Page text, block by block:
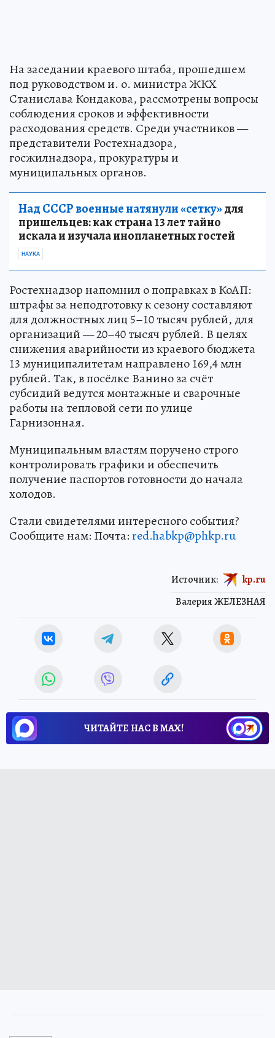
На заседании краевого штаба, прошедшем
под руководством и. о. министра ЖКХ
Станислава Кондакова, рассмотрены вопросы
соблюдения сроков и эффективности
расходования средств. Среди участников —
представители Ростехнадзора,
госжилнадзора, прокуратуры и
муниципальных органов.
Над СССР военные натянули «сетку»для
пришельцев: как страна 13 лет тайно
искала и изучала инопланетных гостей
НАУКА
Ростехнадзор напомнил о поправках в КоАП:
штрафы за неподготовку к сезону составляют
для должностных лиц 5–10 тысяч рублей, для
организаций — 20–40 тысяч рублей. В целях
снижения аварийности из краевого бюджета
13 муниципалитетам направлено 169,4 млн
рублей. Так, в посёлке Ванино за счёт
субсидий ведутся монтажные и сварочные
работы на тепловой сети по улице
Гарнизонная.
Муниципальным властям поручено строго
контролировать графики и обеспечить
получение паспортов готовности до начала
холодов.
Стали свидетелями интересного события?
Сообщите нам: Почта:red.habkp@phkp.ru
Валерия ЖЕЛЕЗНАЯ
Источник: kp.ru
ЧИТАЙТЕ НАС В МАХ!